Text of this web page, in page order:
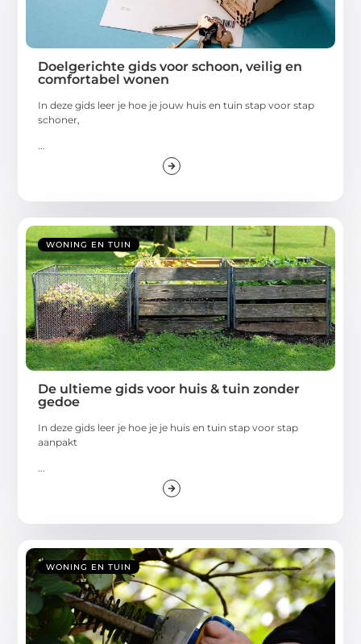
Doelgerichte gids voor schoon, veilig en
comfortabel wonen
In deze gids leer je hoe je jouw huis en tuin stap voor stap
schoner,
...
WONING EN TUIN
De ultieme gids voor huis & tuin zonder
gedoe
In deze gids leer je hoe je je huis en tuin stap voor stap
aanpakt
...
WONING EN TUIN